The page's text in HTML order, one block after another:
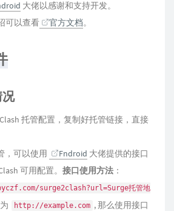
大佬以感谢和支持开发。
可以查看 官方文档。
托管配置，复制好托管链接，直接
，可以使用
Fndroid 大佬提供的接口
可用配置。 接口使用方法 ：
surge2clash?url=Surge托管地
http://example.com , 那么使用接口